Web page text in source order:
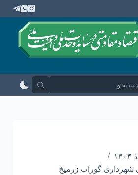
ر
ت
شهرداری گوراب زرمیخ